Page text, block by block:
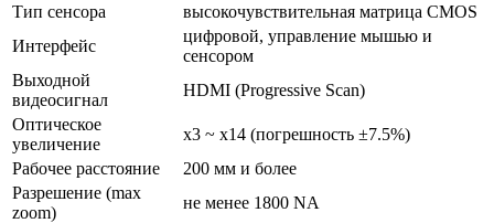
Тип сенсора
высокочувствительная матрица CMOS
Интерфейс
цифровой, управление мышью и
сенсором
Выходной
видеосигнал
HDMI (Progressive Scan)
Оптическое
увеличение
x3 ~ x14 (погрешность ±7.5%)
Рабочее расстояние
200 мм и более
Разрешение (max
zoom)
не менее 1800 NA